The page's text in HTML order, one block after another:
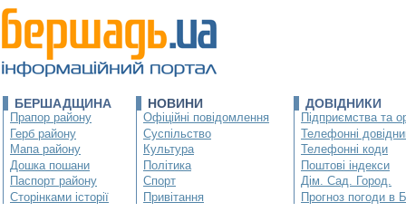
БЕРШАДЩИНА
Прапор району
Герб району
Мапа району
Дошка пошани
Паспорт району
Сторінками історії
НОВИНИ
Офіційні повідомлення
Суспільство
Культура
Політика
Спорт
Привітання
ДОВІДНИКИ
Підприємства та
Телефонні
Телефонні коди
Поштові індекси
Дім. Сад. Город.
Прогноз погоди в